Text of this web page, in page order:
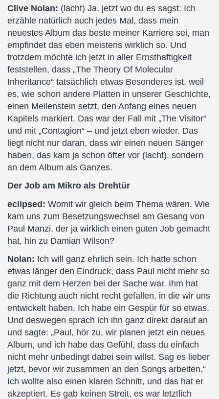
Clive Nolan: (lacht) Ja, jetzt wo du es sagst: Ich
erzähle natürlich auch jedes Mal, dass mein
neuestes Album das beste meiner Karriere sei, man
empfindet das eben meistens wirklich so. Und
trotzdem möchte ich jetzt in aller Ernsthaftigkeit
feststellen, dass „The Theory Of Molecular
Inheritance“ tatsächlich etwas Besonderes ist, weil
es, wie schon andere Platten in unserer Geschichte,
einen Meilenstein setzt, den Anfang eines neuen
Kapitels markiert. Das war der Fall mit „The Visitor“
und mit „Contagion“ – und jetzt eben wieder. Das
liegt nicht nur daran, dass wir einen neuen Sänger
haben, das kam ja schon öfter vor (lacht), sondern
an dem Album als Ganzes.
Der Job am Mikro als Drehtür
eclipsed: Womit wir gleich beim Thema wären. Wie
kam uns zum Besetzungswechsel am Gesang von
Paul Manzi, der ja wirklich einen guten Job gemacht
hat, hin zu Damian Wilson?
Nolan: Ich will ganz ehrlich sein. Ich hatte schon
etwas länger den Eindruck, dass Paul nicht mehr so
ganz mit dem Herzen bei der Sache war. Ihm hat
die Richtung auch nicht recht gefallen, in die wir uns
entwickelt haben. Ich habe ein Gespür für so etwas.
Und deswegen sprach ich ihn ganz direkt darauf an
und sagte: „Paul, hör zu, wir planen jetzt ein neues
Album, und ich habe das Gefühl, dass du einfach
nicht mehr unbedingt dabei sein willst. Sag es lieber
jetzt, bevor wir zusammen an den Songs arbeiten.“
Ich wollte also einen klaren Schnitt, und das hat er
akzeptiert. Es gab keinen Streit, es war letztlich